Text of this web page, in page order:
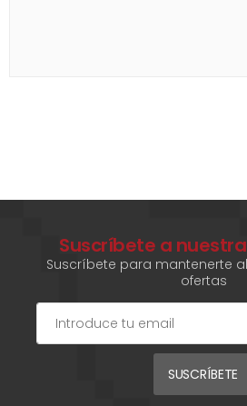
Suscríbete a
Suscríbete para mantenerte
ofertas
SUSCRÍBETE